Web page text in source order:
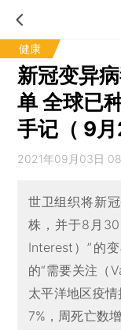
健康
新冠变异
单 全球已
手记（ 9月
2021年09月03日
世卫组织将新
株，并于8月
Interest）”的
的“需要关注（
太平洋地区疫
7%，周死亡数